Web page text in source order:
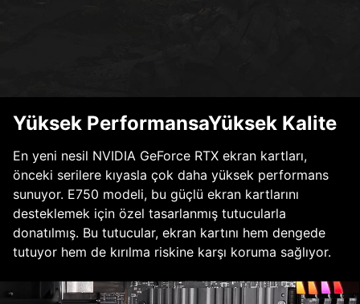
Yüksek PerformansaYüksek Kalite
En yeni nesil NVIDIA GeForce RTX ekran kartları,
önceki serilere kıyasla çok daha yüksek performans
sunuyor. E750 modeli, bu güçlü ekran kartlarını
desteklemek için özel tasarlanmış tutucularla
donatılmış. Bu tutucular, ekran kartını hem dengede
tutuyor hem de kırılma riskine karşı koruma sağlıyor.